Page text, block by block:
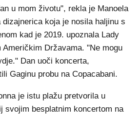
u mom životu", rekla je Manoela
dizajnerica koja je nosila haljinu s
kad je 2019. upoznala Lady
Američkim Državama. "Ne mogu
Dan uoči koncerta,
Gaginu probu na Copacabani.
je istu plažu pretvorila u
svojim besplatnim koncertom na